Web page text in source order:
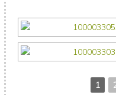
1